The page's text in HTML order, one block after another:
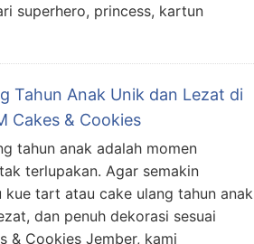
superhero, princess, kartun
Tahun Anak Unik dan Lezat di
Cakes & Cookies
tahun anak adalah momen
terlupakan. Agar semakin
kue tart atau cake ulang tahun anak
dan penuh dekorasi sesuai
& Cookies Jember, kami